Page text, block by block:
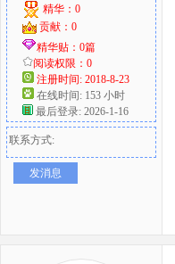
爱
精华：0
贡献：0
精华贴：0篇
阅读权限：0
注册时间: 2018-8-23
在线时间: 153 小时
最后登录: 2026-1-16
联系方式:
发消息